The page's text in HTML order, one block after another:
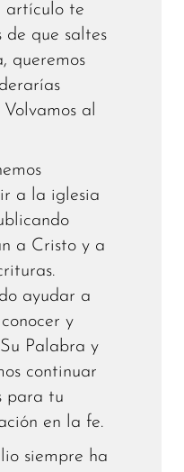
artículo te
de que saltes
queremos
al
a la iglesia
a Cristo y a
ayudar a
y
Palabra y
continuar
para tu
en la fe.
siempre ha